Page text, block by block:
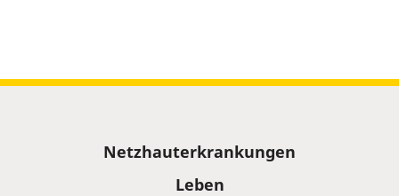
Netzhauterkrankungen
Leben